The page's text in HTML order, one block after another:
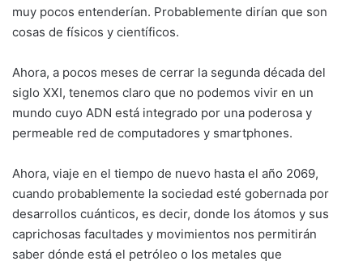
muy pocos entenderían. Probablemente dirían que son
cosas de físicos y científicos.
Ahora, a pocos meses de cerrar la segunda década del
siglo XXI, tenemos claro que no podemos vivir en un
mundo cuyo ADN está integrado por una poderosa y
permeable red de computadores y smartphones.
Ahora, viaje en el tiempo de nuevo hasta el año 2069,
cuando probablemente la sociedad esté gobernada por
desarrollos cuánticos, es decir, donde los átomos y sus
caprichosas facultades y movimientos nos permitirán
saber dónde está el petróleo o los metales que